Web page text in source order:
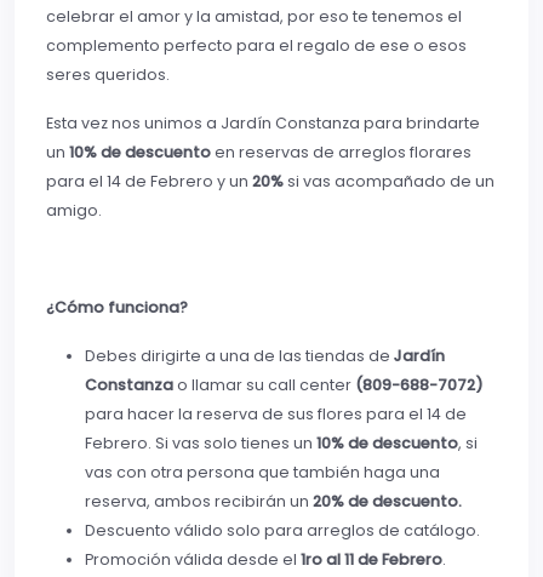
celebrar el amor y la amistad, por eso te tenemos el
complemento perfecto para el regalo de ese o esos
seres queridos.
Esta vez nos unimos a Jardín Constanza para brindarte
un 10% de descuentoen reservas de arreglos florares
para el 14 de Febrero y un 20%si vas acompañado de un
amigo.
¿Cómo funciona?
Debes dirigirte a una de las tiendas de Jardín
Constanzao llamar su call center (809-688-7072)
para hacer la reserva de sus flores para el 14 de
Febrero. Si vas solo tienes un 10% de descuento, si
vas con otra persona que también haga una
reserva, ambos recibirán un 20% de descuento.
Descuento válido solo para arreglos de catálogo.
Promoción válida desde el 1ro al 11 de Febrero.